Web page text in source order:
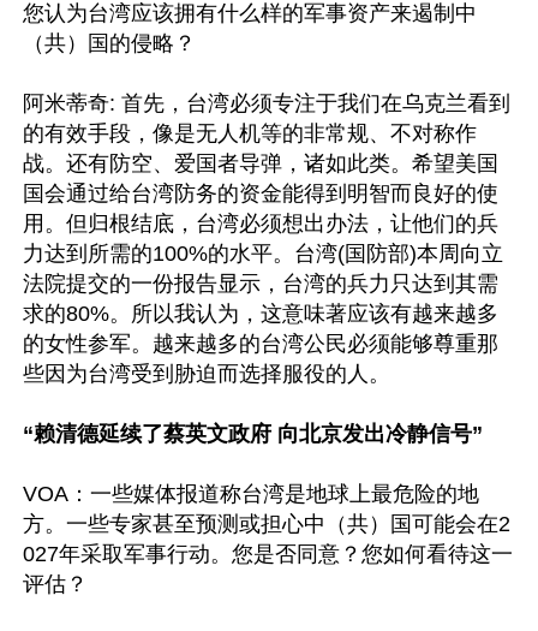
您认为台湾应该拥有什么样的军事资产来遏制中
（共）国的侵略？
阿米蒂奇: 首先，台湾必须专注于我们在乌克兰看到
的有效手段，像是无人机等的非常规、不对称作
战。还有防空、爱国者导弹，诸如此类。希望美国
国会通过给台湾防务的资金能得到明智而良好的使
用。但归根结底，台湾必须想出办法，让他们的兵
力达到所需的100%的水平。台湾(国防部)本周向立
法院提交的一份报告显示，台湾的兵力只达到其需
求的80%。所以我认为，这意味著应该有越来越多
的女性参军。越来越多的台湾公民必须能够尊重那
些因为台湾受到胁迫而选择服役的人。
“赖清德延续了蔡英文政府 向北京发出冷静信号”
VOA：一些媒体报道称台湾是地球上最危险的地
方。一些专家甚至预测或担心中（共）国可能会在2
027年采取军事行动。您是否同意？您如何看待这一
评估？